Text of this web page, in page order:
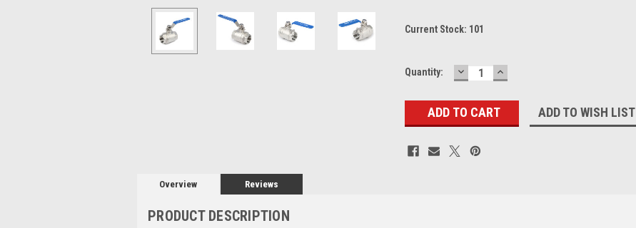
Current Stock: 101
Quantity: DECREASE
QUANTITY:
INCREASE
QUANTITY:
ADD TO WISH LIST
Overview Reviews
PRODUCT DESCRIPTION